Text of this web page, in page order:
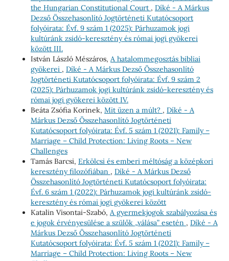
the Hungarian Constitutional Court , Díké - A Márkus
Dezső Összehasonlító Jogtörténeti Kutatócsoport
folyóirata: Évf. 9 szám 1 (2025): Párhuzamok jogi
kultúránk zsidó-keresztény és római jogi gyökerei
között III.
István László Mészáros, A hatalommegosztás bibliai
gyökerei , Díké - A Márkus Dezső Összehasonlító
Jogtörténeti Kutatócsoport folyóirata: Évf. 9 szám 2
(2025): Párhuzamok jogi kultúránk zsidó-keresztény és
római jogi gyökerei között IV.
Beáta Zsófia Korinek, Mit üzen a múlt? , Díké - A
Márkus Dezső Összehasonlító Jogtörténeti
Kutatócsoport folyóirata: Évf. 5 szám 1 (2021): Family –
Marriage – Child Protection: Living Roots – New
Challenges
Tamás Barcsi, Erkölcsi és emberi méltóság a középkori
keresztény filozófiában , Díké - A Márkus Dezső
Összehasonlító Jogtörténeti Kutatócsoport folyóirata:
Évf. 6 szám 1 (2022): Párhuzamok jogi kultúránk zsidó-
keresztény és római jogi gyökerei között
Katalin Visontai-Szabó, A gyermekjogok szabályozása és
e jogok érvényesülése a szülők „válása” esetén , Díké - A
Márkus Dezső Összehasonlító Jogtörténeti
Kutatócsoport folyóirata: Évf. 5 szám 1 (2021): Family –
Marriage – Child Protection: Living Roots – New